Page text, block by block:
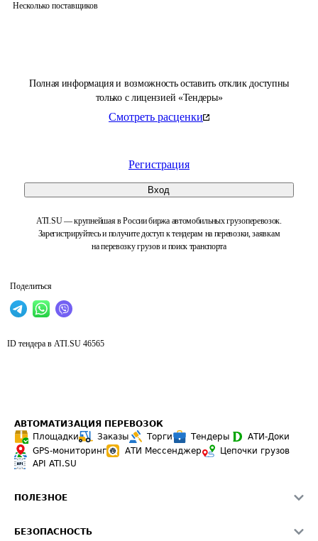
Полная информация и возможность оставить отклик доступны
только с лицензией «Тендеры»
Смотреть расценки
Регистрация
Вход
ATI.SU — крупнейшая в России биржа автомобильных грузоперевозок.
Зарегистрируйтесь и получите доступ к тендерам на перевозки, заявкам
на перевозку грузов и поиск транспорта
Поделиться
Несколько поставщиков
ID тендера в ATI.SU 46565
АВТОМАТИЗАЦИЯ ПЕРЕВОЗОК
Площадки
Заказы Торги Тендеры
АТИ-Доки
GPS-мониторинг
АТИ Мессенджер
Цепочки грузов
API ATI.SU
ПОЛЕЗНОЕ
БЕЗОПАСНОСТЬ